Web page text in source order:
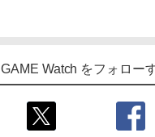
GAME Watch をフォロー